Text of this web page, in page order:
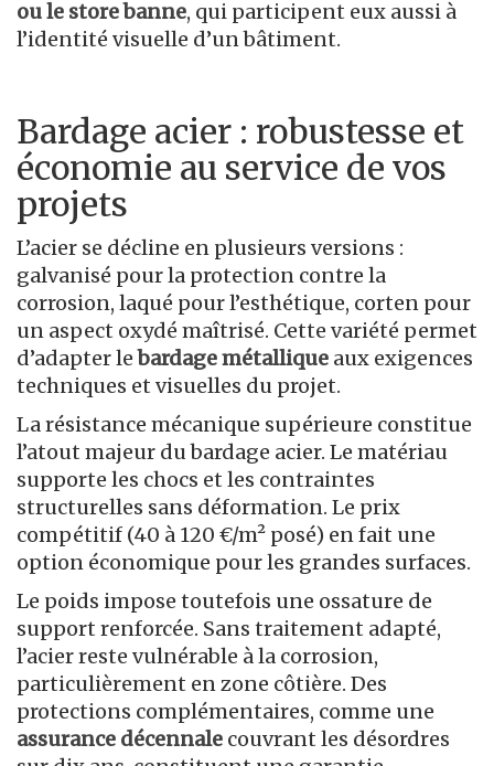
ou le store banne, qui participent eux aussi à
l’identité visuelle d’un bâtiment.
Bardage acier : robustesse et
économie au service de vos
projets
L’acier se décline en plusieurs versions :
galvanisé pour la protection contre la
corrosion, laqué pour l’esthétique, corten pour
un aspect oxydé maîtrisé. Cette variété permet
d’adapter lebardage métallique aux exigences
techniques et visuelles du projet.
La résistance mécanique supérieure constitue
l’atout majeur du bardage acier. Le matériau
supporte les chocs et les contraintes
structurelles sans déformation. Le prix
compétitif (40 à 120 €/m² posé) en fait une
option économique pour les grandes surfaces.
Le poids impose toutefois une ossature de
support renforcée. Sans traitement adapté,
l’acier reste vulnérable à la corrosion,
particulièrement en zone côtière. Des
protections complémentaires, comme une
assurance décennale couvrant les désordres